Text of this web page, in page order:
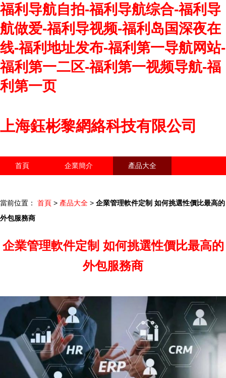
福利导航自拍-福利导航综合-福利导
航做爱-福利导视频-福利岛国深夜在
线-福利地址发布-福利第一导航网站-
福利第一二区-福利第一视频导航-福
利第一页
上海鈺彬黎網絡科技有限公司
首頁 企業簡介 產品大全
當前位置： 首頁 > 產品大全 > 企業管理軟件定制 如何挑選性價比最高的
外包服務商
企業管理軟件定制 如何挑選性價比最高的
外包服務商